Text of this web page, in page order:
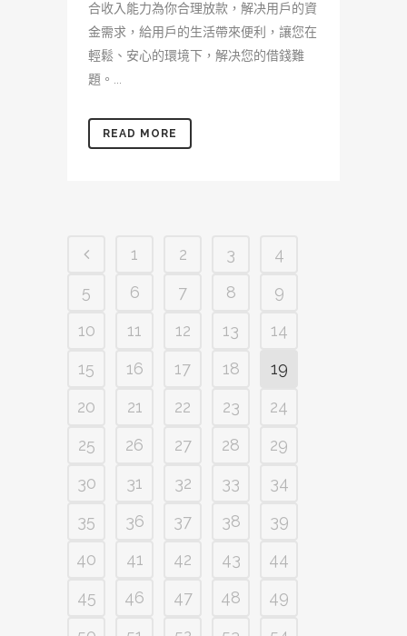
合收入能力為你合理放款，解决用戶的資
金需求，給用戶的生活帶來便利，讓您在
輕鬆、安心的環境下，解决您的借錢難
題。...
READ MORE
1 2 3
4
5
6 7 8
9
10
11 12 13
14
15
16 17 18
19
20
21 22 23
24
25
26 27 28
29
30
31 32 33
34
35
36 37 38
39
40
41 42 43
44
45
46 47 48
49